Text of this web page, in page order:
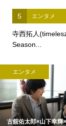
5 エンタメ
寺西拓人
Season...
エンタメ
古舘佑太郎×山下幸